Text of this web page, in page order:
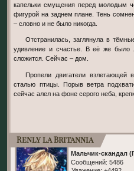
капельки смущения перед молодым
фигурой на заднем плане. Тень
– словно и не было никогда.
Отстранилась, заглянула в тёмные, словно сама ночь, очи. Нашла
удивление и счастье. В её же было
сложится. Сейчас – дом.
Пропели двигатели взлетающей в дали смертоносной, оперённой
сталью птицы. Порыв ветра
сейчас алел на фоне серого неба,
Renly la Britannia
Мальчик-скандал
Сообщений: 5486